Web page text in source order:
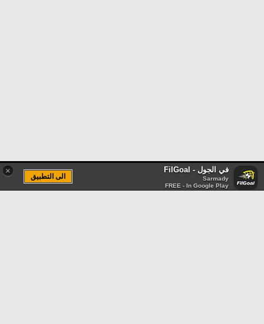
× في الجول - FilGoal
Sarmady
FREE - In Google Play
الى التطبيق